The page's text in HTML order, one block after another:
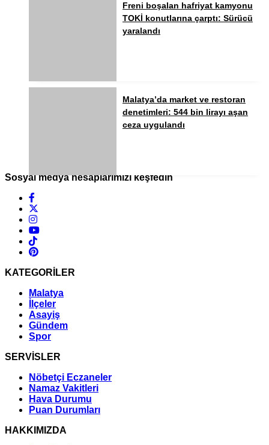
Freni boşalan hafriyat kamyonu
TOKİ konutlarına çarptı: Sürücü
yaralandı
Malatya’da market ve restoran
denetimleri: 544 bin lirayı aşan
ceza uygulandı
Sosyal medya hesaplarımızı keşfedin
KATEGORİLER
Malatya
İlçeler
Asayiş
Gündem
Spor
SERVİSLER
Nöbetçi Eczaneler
Namaz Vakitleri
Hava Durumu
Puan Durumları
HAKKIMIZDA